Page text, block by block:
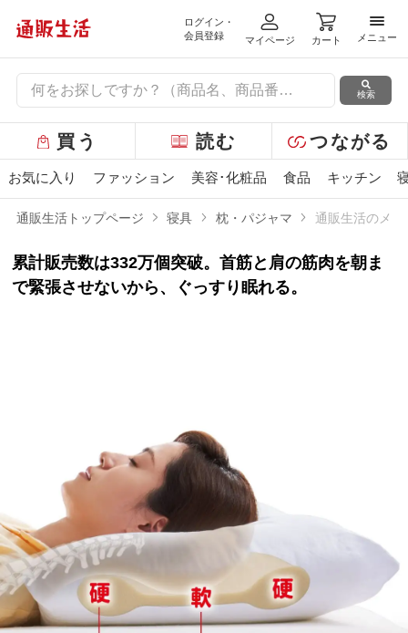
ログイン・
会員登録
マイページ カート
メニ
メニュー
検索
ー
バ
ュ
ー
買う 読む つながる
お気に入り ファッション 美容･化粧品 食品 キッチン
通販生活トップページ 寝具 枕・パジャマ 通販生活のメデ
累計販売数は332万個突破。首筋と肩の筋肉を朝ま
で緊張させないから、ぐっすり眠れる。